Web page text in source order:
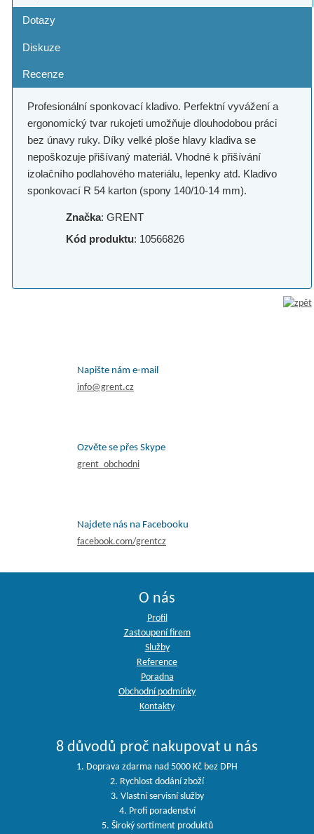
Dotazy
Diskuze
Recenze
Profesionální sponkovací kladivo. Perfektní vyvážení a
ergonomický tvar rukojeti umožňuje dlouhodobou práci
bez únavy ruky. Díky velké ploše hlavy kladiva se
nepoškozuje přišívaný materiál. Vhodné k přišívání
izolačního podlahového materiálu, lepenky atd. Kladivo
sponkovací R 54 karton (spony 140/10-14 mm).
Značka: GRENT
Kód produktu: 10566826
Napište nám e-mail
info@grent.cz
Ozvěte se přes Skype
grent_obchodni
Najdete nás na Facebooku
facebook.com/grentcz
O nás
Profil
Zastoupení firem
Služby
Reference
Poradna
Obchodní podmínky
Kontakty
8 důvodů proč nakupovat u nás
1. Doprava zdarma nad 5000 Kč bez DPH
2. Rychlost dodání zboží
3. Vlastní servisní služby
4. Profi poradenství
5. Široký sortiment produktů